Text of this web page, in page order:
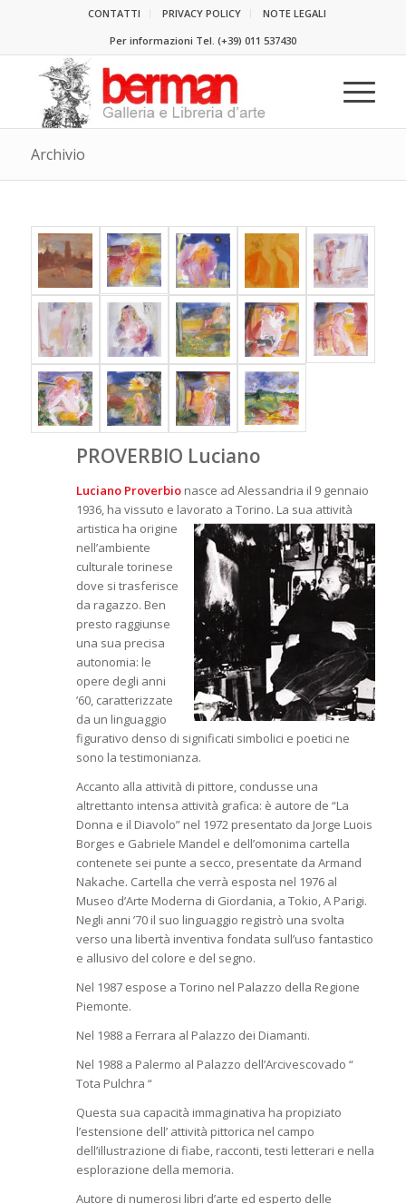
CONTATTI PRIVACY POLICY
NOTE LEGALI
Per informazioni Tel. (+39) 011 537430
Archivio
PROVERBIO Luciano
Luciano Proverbionasce ad Alessandria il 9 gennaio
1936, ha vissuto e lavorato a Torino. La sua attività
artistica ha origine
nell’ambiente
culturale torinese
dove si trasferisce
da ragazzo. Ben
presto raggiunse
una sua precisa
autonomia: le
opere degli anni
’60, caratterizzate
da un linguaggio
figurativo denso di significati simbolici e poetici ne
sono la testimonianza.
Accanto alla attività di pittore, condusse una
altrettanto intensa attività grafica: è autore de “La
Donna e il Diavolo” nel 1972 presentato da Jorge Luois
Borges e Gabriele Mandel e dell’omonima cartella
contenete sei punte a secco, presentate da Armand
Nakache. Cartella che verrà esposta nel 1976 al
Museo d’Arte Moderna di Giordania, a Tokio, A Parigi.
Negli anni ’70 il suo linguaggio registrò una svolta
verso una libertà inventiva fondata sull’uso fantastico
e allusivo del colore e del segno.
Nel 1987 espose a Torino nel Palazzo della Regione
Piemonte.
Nel 1988 a Ferrara al Palazzo dei Diamanti.
Nel 1988 a Palermo al Palazzo dell’Arcivescovado “
Tota Pulchra “
Questa sua capacità immaginativa ha propiziato
l’estensione dell’ attività pittorica nel campo
dell’illustrazione di fiabe, racconti, testi letterari e nella
esplorazione della memoria.
Autore di numerosi libri d’arte ed esperto delle